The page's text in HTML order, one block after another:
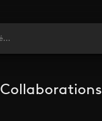
Collaborations